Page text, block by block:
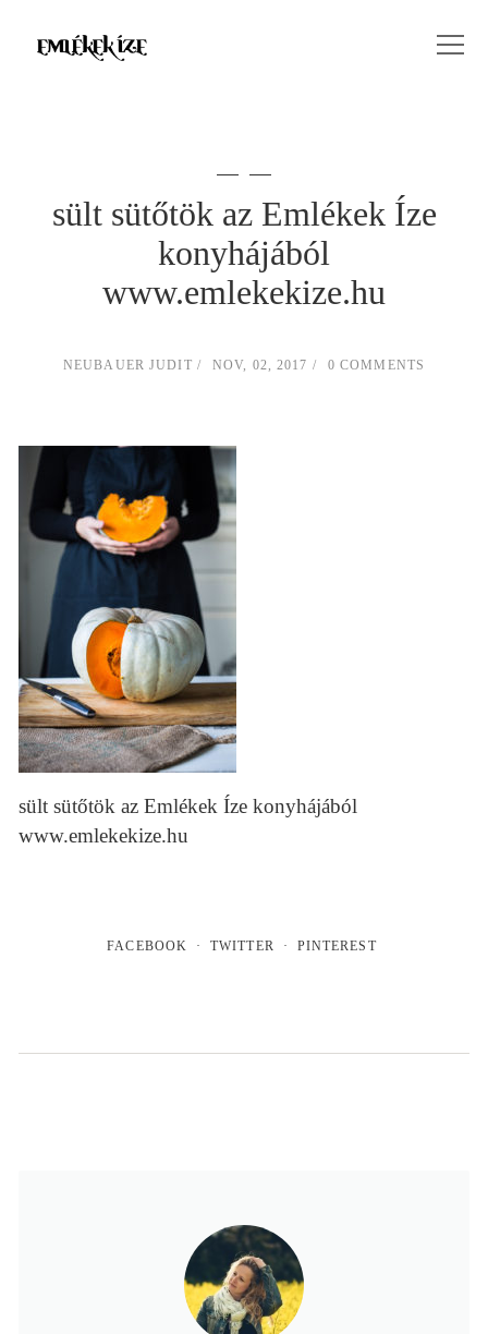
sült sütőtök az Emlékek Íze
konyhájából
www.emlekekize.hu
NEUBAUER JUDIT NOV, 02, 2017 0 COMMENTS
sült sütőtök az Emlékek Íze konyhájából
www.emlekekize.hu
FACEBOOK TWITTER PINTEREST